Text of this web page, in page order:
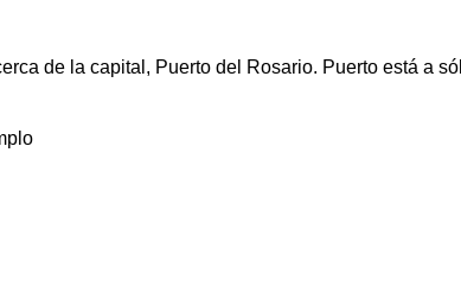
de la capital, Puerto del Rosario. Puerto está a